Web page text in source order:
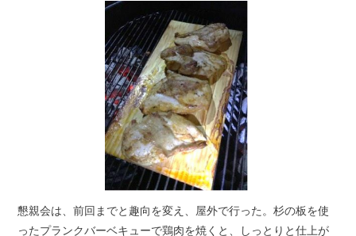
懇親会は、前回までと趣向を変え、屋外で行った。杉の板を使
ったプランクバーベキューで鶏肉を焼くと、しっとりと仕上が